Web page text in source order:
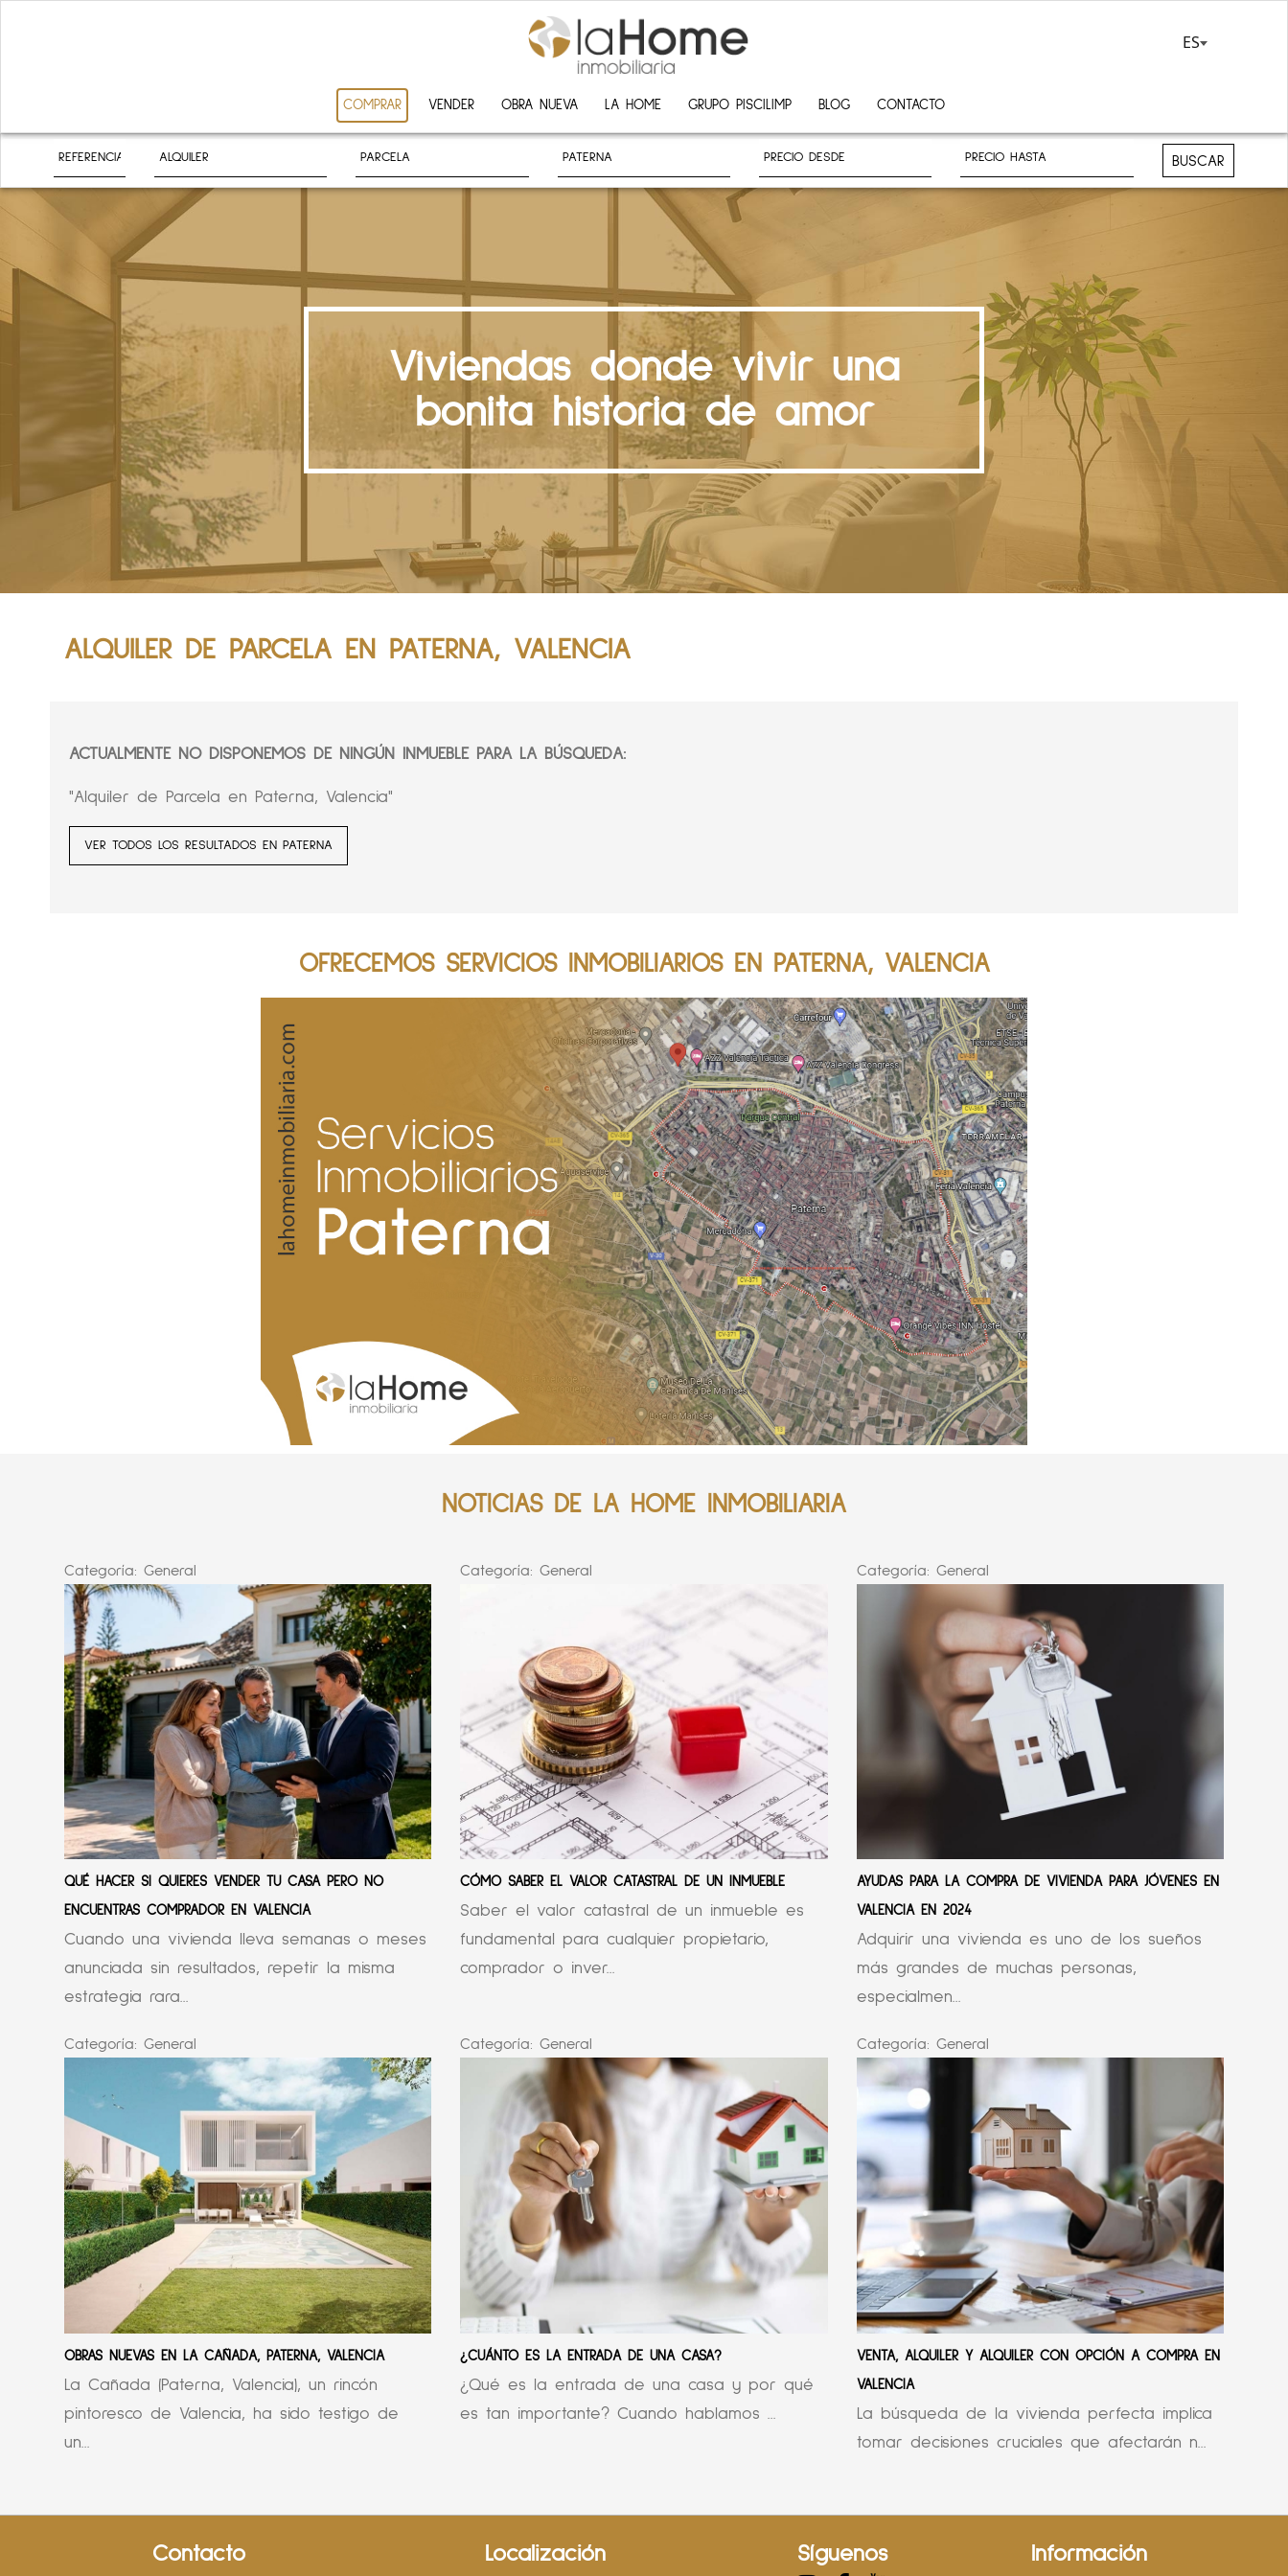
ES
COMPRAR VENDER OBRA NUEVA LA HOME GRUPO PISCILIMP BLOG CONTACTO
BUSCAR
Viviendas donde vivir una
bonita historia de amor
ALQUILER DE PARCELA EN PATERNA, VALENCIA
ACTUALMENTE NO DISPONEMOS DE NINGÚN INMUEBLE PARA LA BÚSQUEDA:
"Alquiler de Parcela en Paterna, Valencia"
VER TODOS LOS RESULTADOS EN PATERNA
OFRECEMOS SERVICIOS INMOBILIARIOS EN PATERNA, VALENCIA
NOTICIAS DE LA HOME INMOBILIARIA
Categoría: General
QUÉ HACER SI QUIERES VENDER TU CASA PERO NO
ENCUENTRAS COMPRADOR EN VALENCIA
Cuando una vivienda lleva semanas o meses
anunciada sin resultados, repetir la misma
estrategia rara...
Categoría:General
CÓMO SABER EL VALOR CATASTRAL DE UN INMUEBLE
Saber el valor catastral de un inmueble es
fundamental para cualquier propietario,
comprador o inver...
Categoría: General
AYUDAS PARA LA COMPRA DE VIVIENDA PARA JÓVENES EN
VALENCIA EN 2024
Adquirir una vivienda es uno de los sueños
más grandes de muchas personas,
especialmen...
Categoría: General
OBRAS NUEVAS EN LA CAÑADA, PATERNA, VALENCIA
La Cañada (Paterna, Valencia), un rincón
pintoresco de Valencia, ha sido testigo de
un...
Categoría:General
¿CUÁNTO ES LA ENTRADA DE UNA CASA?
¿Qué es la entrada de una casa y por qué
es tan importante? Cuando hablamos ...
Categoría: General
VENTA, ALQUILER Y ALQUILER CON OPCIÓN A COMPRA EN
VALENCIA
La búsqueda de la vivienda perfecta implica
tomar decisiones cruciales que afectarán n...
Contacto Localización Síguenos Información